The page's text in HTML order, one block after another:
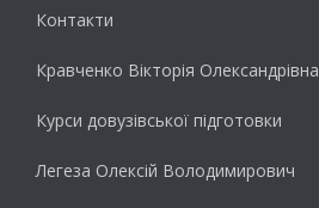
Контакти
Кравченко Вікторія Олександрівна
Курси довузівської підготовки
Легеза Олексій Володимирович